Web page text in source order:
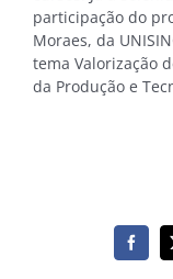
participação do
Moraes, da
tema Valorização
da Produção e